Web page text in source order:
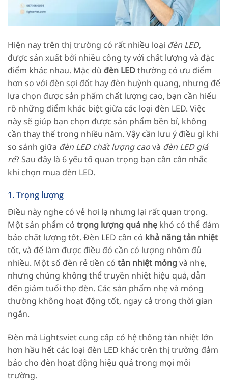
Hiện nay trên thị trường có rất nhiều loại đèn LED,
được sản xuất bởi nhiều công ty với chất lượng và đặc
điểm khác nhau. Mặc dù đèn LEDthường có ưu điểm
hơn so với đèn sợi đốt hay đèn huỳnh quang, nhưng để
lựa chọn được sản phẩm chất lượng cao, bạn cần hiểu
rõ những điểm khác biệt giữa các loại đèn LED. Việc
này sẽ giúp bạn chọn được sản phẩm bền bỉ, không
cần thay thế trong nhiều năm. Vậy cần lưu ý điều gì khi
so sánh giữa đèn LED chất lượng caovà đèn LED giá
rẻ? Sau đây là 6 yếu tố quan trọng bạn cần cân nhắc
khi chọn mua đèn LED.
1. Trọng lượng
Điều này nghe có vẻ hơi lạ nhưng lại rất quan trọng.
Một sản phẩm có trọng lượng quá nhẹ khó có thể đảm
bảo chất lượng tốt. Đèn LED cần có khả năng tản nhiệt
tốt, và để làm được điều đó cần có lượng nhôm đủ
nhiều. Một số đèn rẻ tiền có tản nhiệt mỏngvà nhẹ,
nhưng chúng không thể truyền nhiệt hiệu quả, dẫn
đến giảm tuổi thọ đèn. Các sản phẩm nhẹ và mỏng
thường không hoạt động tốt, ngay cả trong thời gian
ngắn.
Đèn mà Lightsviet cung cấp có hệ thống tản nhiệt lớn
hơn hầu hết các loại đèn LED khác trên thị trường đảm
bảo cho đèn hoạt động hiệu quả trong mọi môi
trường.